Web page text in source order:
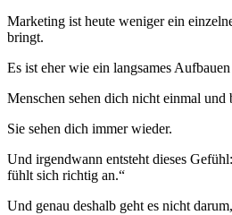
Marketing ist heute weniger ein
bringt.
Es ist eher wie ein langsames
Menschen sehen dich nicht einmal und
Sie sehen dich immer wieder.
Und irgendwann entsteht dieses
fühlt sich richtig an.“
Und genau deshalb geht es nicht